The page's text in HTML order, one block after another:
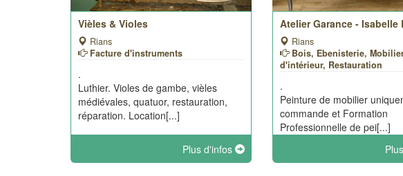
Vièles & Violes
Rians
Facture d'instruments
.
Luthier. Violes de gambe, vièles
médiévales, quatuor, restauration,
réparation. Location[...]
Plus d'infos
Atelier Garance - Isabelle
Rians
Bois, Ebenisterie,
d'intérieur, Restauration
.
Peinture de mobilier
commande et Formation
Professionnelle de pei[...]